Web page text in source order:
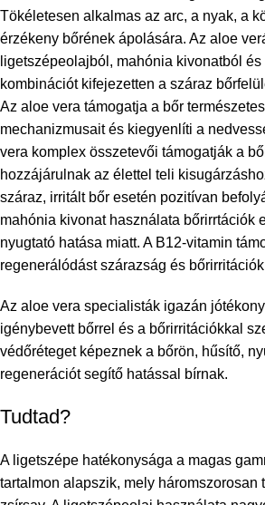
Tökéletesen alkalmas az arc, a nyak, a
érzékeny bőrének ápolására. Az aloe
ligetszépeolajból, mahónia kivonatból
kombinációt kifejezetten a száraz
Az aloe vera támogatja a bőr
mechanizmusait és kiegyenlíti a
vera komplex összetevői támogatják a
hozzájárulnak az élettel teli
száraz, irritált bőr esetén pozitívan
mahónia kivonat használata bőrirrtációk
nyugtató hatása miatt. A B12-vitamin
regenerálódást szárazság és
Az aloe vera specialisták igazán
igénybevett bőrrel és a bőrirritációkkal
védőréteget képeznek a bőrön, hűsítő,
regenerációt segítő hatással bírnak.
Tudtad?
A ligetszépe hatékonysága a magas
tartalmon alapszik, mely háromszorosan